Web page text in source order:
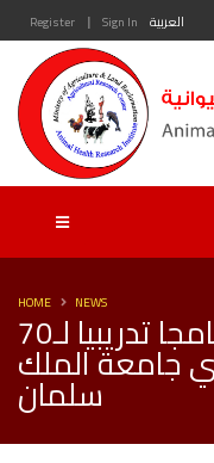
Register | Sign In العربية
الصحة الحيوانية ينظم برنامجا تدريبيا لـ70
جامعة الملك
سلمان
HOME NEWS